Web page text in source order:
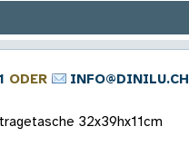
ODER INFO@DINILU.CH
32x39hx11cm